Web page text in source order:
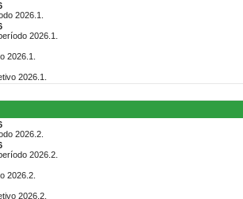
2026.1.
2026.1.
2026.1.
2026.1.
2026.2.
2026.2.
2026.2.
2026.2.